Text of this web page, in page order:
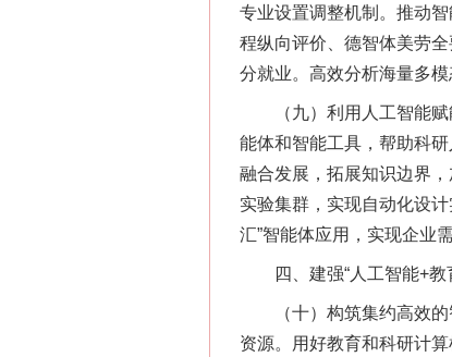
专业设置调整机制。推动
程纵向评价、德智体美劳
分就业。高效分析海量多
（九）利用人工智能赋
能体和智能工具，帮助科
融合发展，拓展知识边界
实验集群，实现自动化设
汇”智能体应用，实现企业
四、建强“人工智能+教
（十）构筑集约高效的
资源。用好教育和科研计